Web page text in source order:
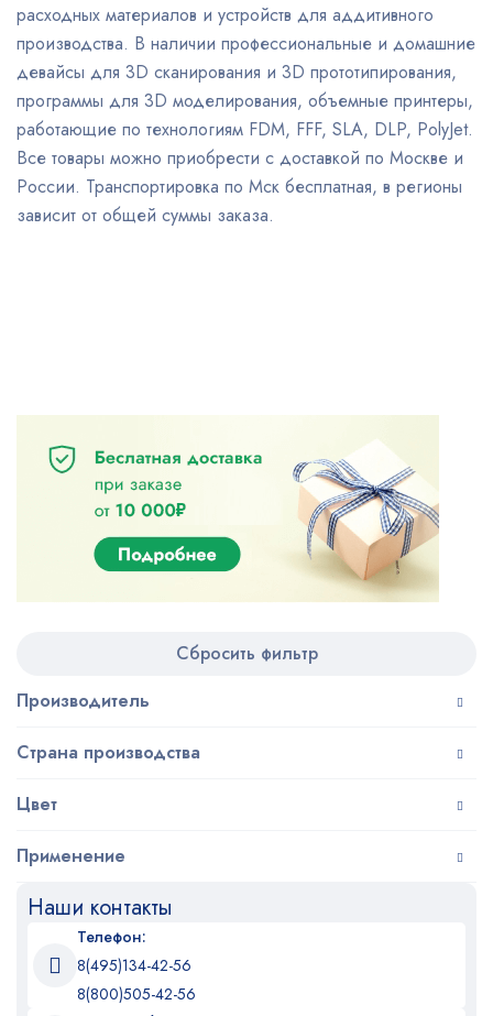
Сбросить фильтр
Производитель
Страна производства
Цвет
Применение
Наши контакты
Телефон:
8(495)134-42-56
8(800)505-42-56
расходных материалов и устройств для аддитивного
производства. В наличии профессиональные и домашние
девайсы для 3D сканирования и 3D прототипирования,
программы для 3D моделирования, объемные принтеры,
работающие по технологиям FDM, FFF, SLA, DLP, PolyJet.
Все товары можно приобрести с доставкой по Москве и
России. Транспортировка по Мск бесплатная, в регионы
зависит от общей суммы заказа.